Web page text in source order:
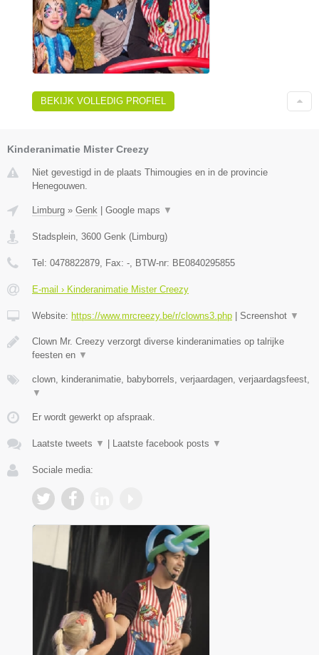
BEKIJK VOLLEDIG PROFIEL
Kinderanimatie Mister Creezy
Niet gevestigd in de plaats Thimougies en in de provincie
Henegouwen.
Limburg » Genk Google maps ▼
Stadsplein, 3600 Genk (Limburg)
Tel: 0478822879, Fax: -, BTW-nr: BE0840295855
E-mail › Kinderanimatie Mister Creezy
Website: https://www.mrcreezy.be/r/clowns3.php Screenshot ▼
Clown Mr. Creezy verzorgt diverse kinderanimaties op talrijke
feesten en ▼
clown, kinderanimatie, babyborrels, verjaardagen, verjaardagsfeest,
▼
Er wordt gewerkt op afspraak.
Laatste tweets ▼ Laatste facebook posts ▼
Sociale media: